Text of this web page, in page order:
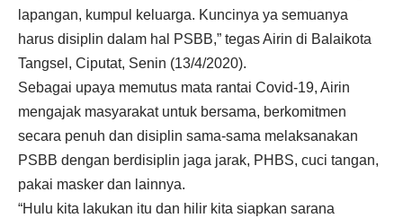
lapangan, kumpul keluarga. Kuncinya ya semuanya
harus disiplin dalam hal PSBB,” tegas Airin di Balaikota
Tangsel, Ciputat, Senin (13/4/2020).
Sebagai upaya memutus mata rantai Covid-19, Airin
mengajak masyarakat untuk bersama, berkomitmen
secara penuh dan disiplin sama-sama melaksanakan
PSBB dengan berdisiplin jaga jarak, PHBS, cuci tangan,
pakai masker dan lainnya.
“Hulu kita lakukan itu dan hilir kita siapkan sarana